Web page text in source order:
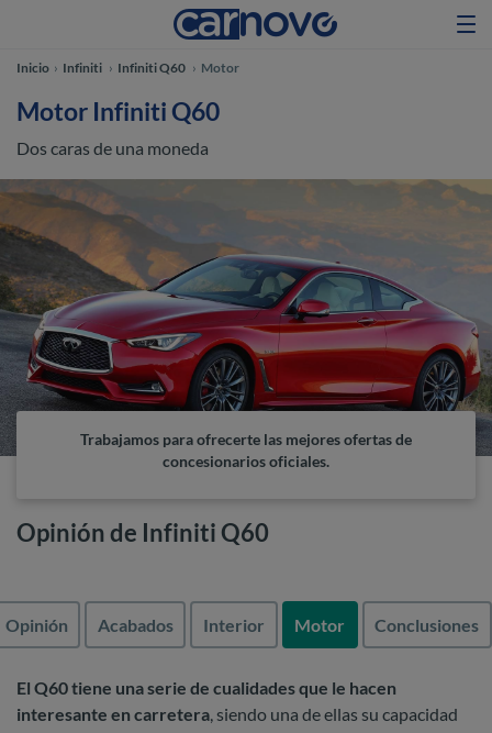
Inicio Infiniti Infiniti Q60 Motor
Motor Infiniti Q60
Dos caras de una moneda
Trabajamos para ofrecerte las mejores ofertas de
concesionarios oficiales.
Opinión de Infiniti Q60
Opinión Acabados Interior Motor Conclusiones
El Q60 tiene una serie de cualidades que le hacen
interesante en carretera, siendo una de ellas su capacidad